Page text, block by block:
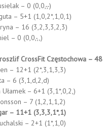
– 0 (0,0,-,-)
– 5+1 (1,0,2*,1,0,1)
– 16 (3,2,3,3,2,3)
– 0 (0,0,-,,)
CrossFit Częstochowa – 48
– 12+1 (2*,3,1,3,3)
– 6 (3,1,d,2,d)
– 6+1 (3,1*,0,2,)
– 7 (1,2,1,1,2)
– 11+1 (3,3,3,1*,1)
– 2+1 (1*,1,0)